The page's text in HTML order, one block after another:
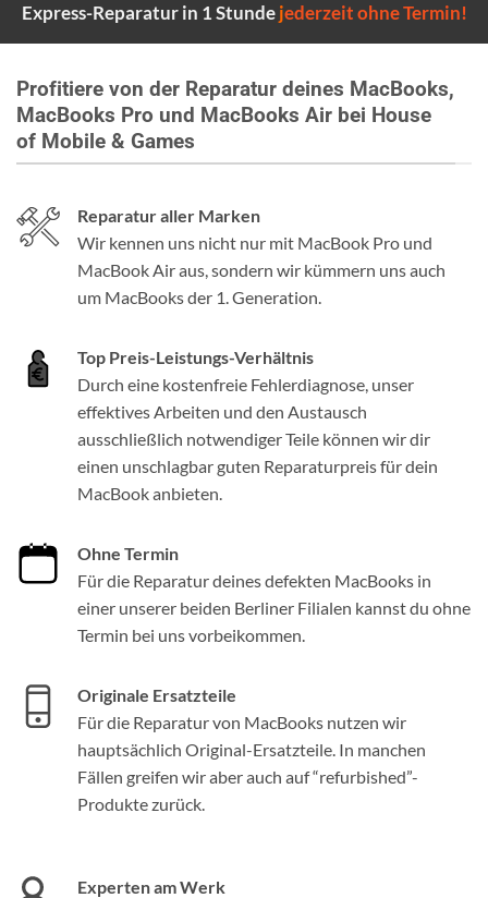
Express-Reparatur in 1 Stunde jederzeit ohne Termin!
Profitiere von der Reparatur deines MacBooks,
MacBooks Pro und MacBooks Air bei House
of Mobile & Games
Reparatur aller Marken
Wir kennen uns nicht nur mit MacBook Pro und
MacBook Air aus, sondern wir kümmern uns auch
um MacBooks der 1. Generation.
Top Preis-Leistungs-Verhältnis
Durch eine kostenfreie Fehlerdiagnose, unser
effektives Arbeiten und den Austausch
ausschließlich notwendiger Teile können wir dir
einen unschlagbar guten Reparaturpreis für dein
MacBook anbieten.
Ohne Termin
Für die Reparatur deines defekten MacBooks in
einer unserer beiden Berliner Filialen kannst du ohne
Termin bei uns vorbeikommen.
Originale Ersatzteile
Für die Reparatur von MacBooks nutzen wir
hauptsächlich Original-Ersatzteile. In manchen
Fällen greifen wir aber auch auf “refurbished”-
Produkte zurück.
Experten am Werk